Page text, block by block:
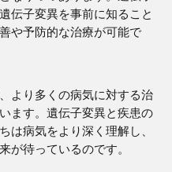
伝子変異を事前に知ること
や予防的な治療が可能で
より多くの病気に対する治
ます。遺伝子変異と疾患の
は病気をより深く理解し、
が待っているのです。